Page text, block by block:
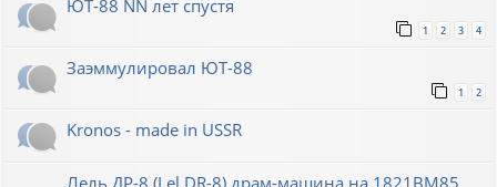
ЮТ-88 NN лет спустя
1 2 3 4
Заэммулировал ЮТ-88
1 2
Kronos - made in USSR
Лель ДР-8 (Lel DR-8) драм-машина на 1821ВМ85